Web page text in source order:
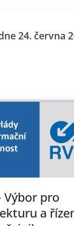
24. června
Výbor pro
a